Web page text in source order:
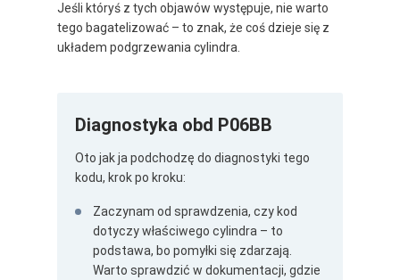
Jeśli któryś z tych objawów występuje, nie warto
tego bagatelizować – to znak, że coś dzieje się z
układem podgrzewania cylindra.
Diagnostyka obd P06BB
Oto jak ja podchodzę do diagnostyki tego
kodu, krok po kroku:
Zaczynam od sprawdzenia, czy kod
dotyczy właściwego cylindra – to
podstawa, bo pomyłki się zdarzają.
Warto sprawdzić w dokumentacji, gdzie